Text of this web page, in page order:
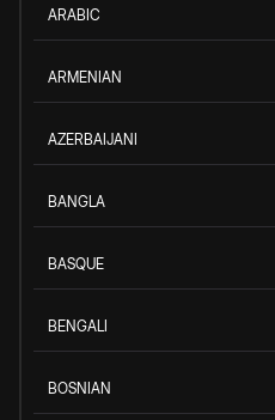
ARABIC
ARMENIAN
AZERBAIJANI
BANGLA
BASQUE
BENGALI
BOSNIAN